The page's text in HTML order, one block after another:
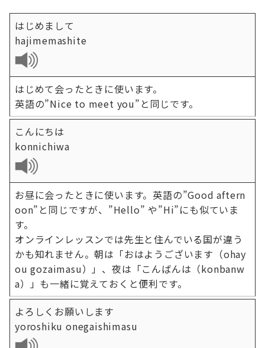
はじめまして
hajimemashite
はじめて会ったときに使います。
英語の”Nice to meet you”と同じです。
こんにちは
konnichiwa
お昼に会ったときに使います。英語の”Good aftern
oon”と同じですが、”Hello” や”Hi”にも似ていま
す。
オンラインレッスンでは先生と住んでいる国が違う
かも知れません。朝は「おはようございます（ohay
ou gozaimasu）」、夜は「こんばんは（konbanw
a）」も一緒に覚えておくと便利です。
よろしくお願いします
yoroshiku onegaishimasu